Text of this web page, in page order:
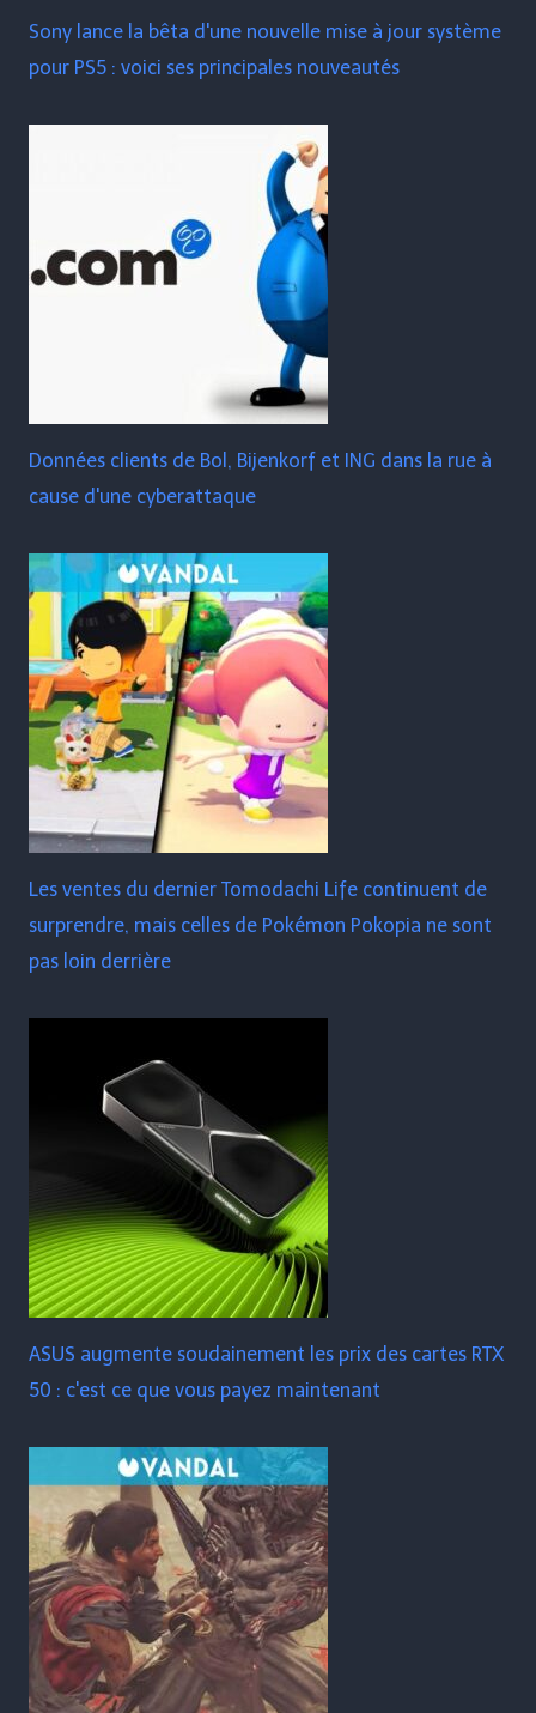
Sony lance la bêta d'une nouvelle mise à jour système
pour PS5 : voici ses principales nouveautés
Données clients de Bol, Bijenkorf et ING dans la rue à
cause d'une cyberattaque
Les ventes du dernier Tomodachi Life continuent de
surprendre, mais celles de Pokémon Pokopia ne sont
pas loin derrière
ASUS augmente soudainement les prix des cartes RTX
50 : c'est ce que vous payez maintenant